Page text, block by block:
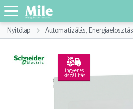
Nyitólap Automatizálás, Energiaelosztás
ingyenes
kiszállítás